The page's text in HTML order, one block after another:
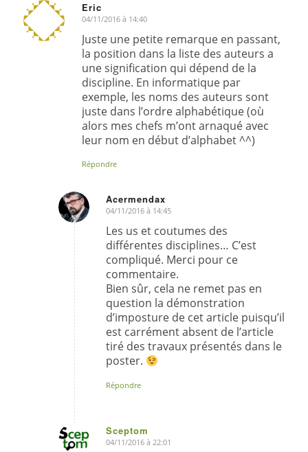
Eric
dit
:
04/11/2016 à 14:40
Juste une petite remarque en passant,
la position dans la liste des auteurs a
une signification qui dépend de la
discipline. En informatique par
exemple, les noms des auteurs sont
juste dans l’ordre alphabétique (où
alors mes chefs m’ont arnaqué avec
leur nom en début d’alphabet ^^)
Répondre
Acermendax
dit
04/11/2016 à 14:45
Les us et coutumes des
différentes disciplines… C’est
compliqué. Merci pour ce
commentaire.
Bien sûr, cela ne remet pas en
question la démonstration
d’imposture de cet article puisqu’il
est carrément absent de l’article
tiré des travaux présentés dans le
poster.
Répondre
Sceptom
dit
04/11/2016 à 22:01